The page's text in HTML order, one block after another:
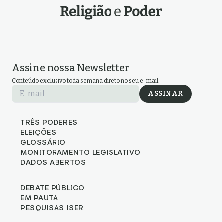
Assine nossa Newsletter
Conteúdo exclusivo toda semana direto no seu e-mail.
E-mail ASSINAR
TRÊS PODERES
ELEIÇÕES
GLOSSÁRIO
MONITORAMENTO LEGISLATIVO
DADOS ABERTOS
DEBATE PÚBLICO
EM PAUTA
PESQUISAS ISER